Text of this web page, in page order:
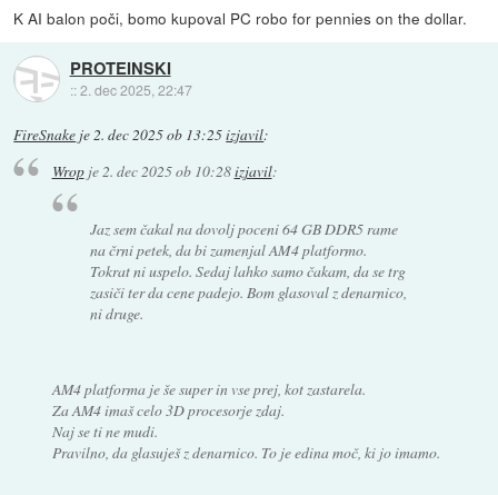
K AI balon poči, bomo kupoval PC robo for pennies on the dollar.
PROTEINSKI
::2. dec 2025, 22:47
FireSnake je2. dec 2025 ob 13:25izjavil:
Wropje2. dec 2025 ob 10:28izjavil:
Jaz sem čakal na dovolj poceni 64 GB DDR5 rame
na črni petek, da bi zamenjal AM4 platformo.
Tokrat ni uspelo. Sedaj lahko samo čakam, da se trg
zasiči ter da cene padejo. Bom glasoval z denarnico,
ni druge.
AM4 platforma je še super in vse prej, kot zastarela.
Za AM4 imaš celo 3D procesorje zdaj.
Naj se ti ne mudi.
Pravilno, da glasuješ z denarnico. To je edina moč, ki jo imamo.